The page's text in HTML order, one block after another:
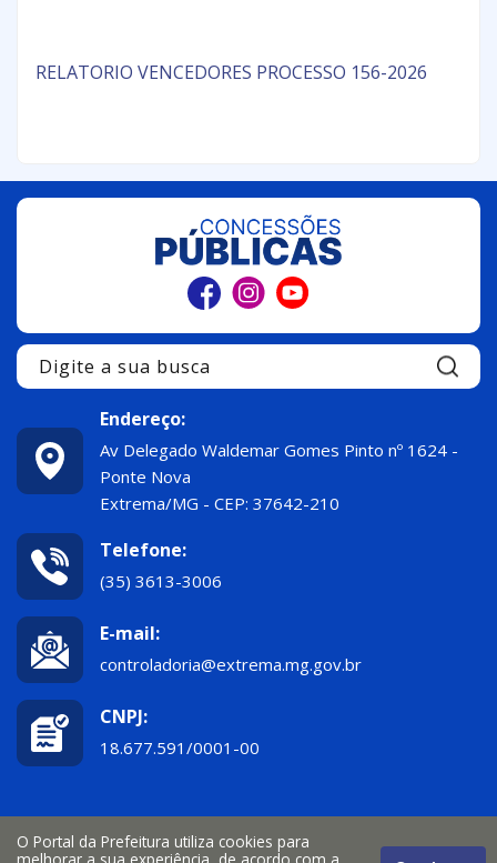
RELATORIO VENCEDORES PROCESSO 156-2026
Endereço:
Av Delegado Waldemar Gomes Pinto nº 1624 -
Ponte Nova
Extrema/MG - CEP: 37642-210
Telefone:
(35) 3613-3006
E-mail:
controladoria@extrema.mg.gov.br
CNPJ:
18.677.591/0001-00
O Portal da Prefeitura utiliza cookies para